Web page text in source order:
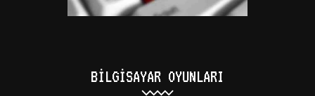
BILGISAYAR OYUNLARI